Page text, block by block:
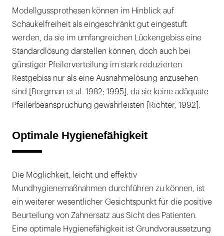
Modellgussprothesen können im Hinblick auf
Schaukelfreiheit als eingeschränkt gut eingestuft
werden, da sie im umfangreichen Lückengebiss eine
Standardlösung darstellen können, doch auch bei
günstiger Pfeilerverteilung im stark reduzierten
Restgebiss nur als eine Ausnahmelösung anzusehen
sind [Bergman et al. 1982; 1995], da sie keine adäquate
Pfeilerbeanspruchung gewährleisten [Richter, 1992].
Optimale Hygienefähigkeit
Die Möglichkeit, leicht und effektiv
Mundhygienemaßnahmen durchführen zu können, ist
ein weiterer wesentlicher Gesichtspunkt für die positive
Beurteilung von Zahnersatz aus Sicht des Patienten.
Eine optimale Hygienefähigkeit ist Grundvoraussetzung